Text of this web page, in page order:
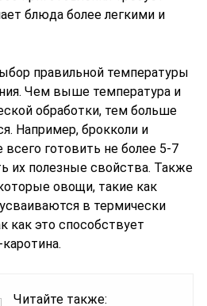
блюда более легкими и
правильной температуры
Чем выше температура и
обработки, тем больше
Например, брокколи и
всего готовить не более 5-7
их полезные свойства. Также
овощи, такие как
в термически
как это способствует
Читайте также: